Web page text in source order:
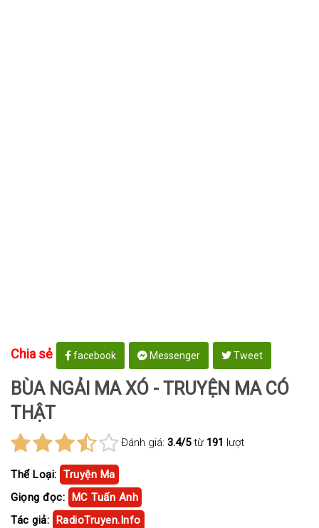
Chia sẻ facebook Messenger Tweet
BÙA NGẢI MA XÓ - TRUYỆN MA CÓ
THẬT
Đánh giá: 3.4/5từ 191 lượt
Thể Loại: Truyện Ma
Giọng đọc: MC Tuấn Anh
Tác giả: RadioTruyen.Info